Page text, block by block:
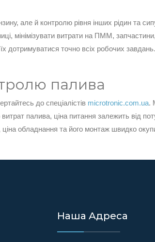
але й контролю рівня інших рідин та
мінімізувати витрати на ПММ,
дотримуватися точно всіх робочих
палива
до спеціалістів microtronic.com.ua.
палива, ціна питання залежить від
обладнання та його монтаж швидко
Наша Адреса